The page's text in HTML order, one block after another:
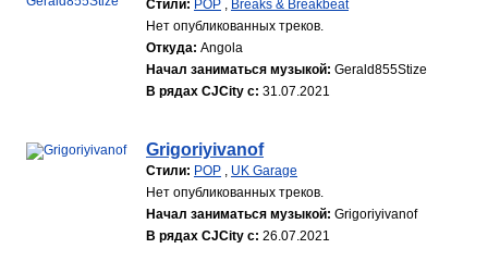
Стили: POP , Breaks & Breakbeat
Нет опубликованных треков.
Откуда: Angola
Начал заниматься музыкой: Gerald855Stize
В рядах CJCity с: 31.07.2021
Grigoriyivanof
Стили: POP , UK Garage
Нет опубликованных треков.
Начал заниматься музыкой: Grigoriyivanof
В рядах CJCity с: 26.07.2021